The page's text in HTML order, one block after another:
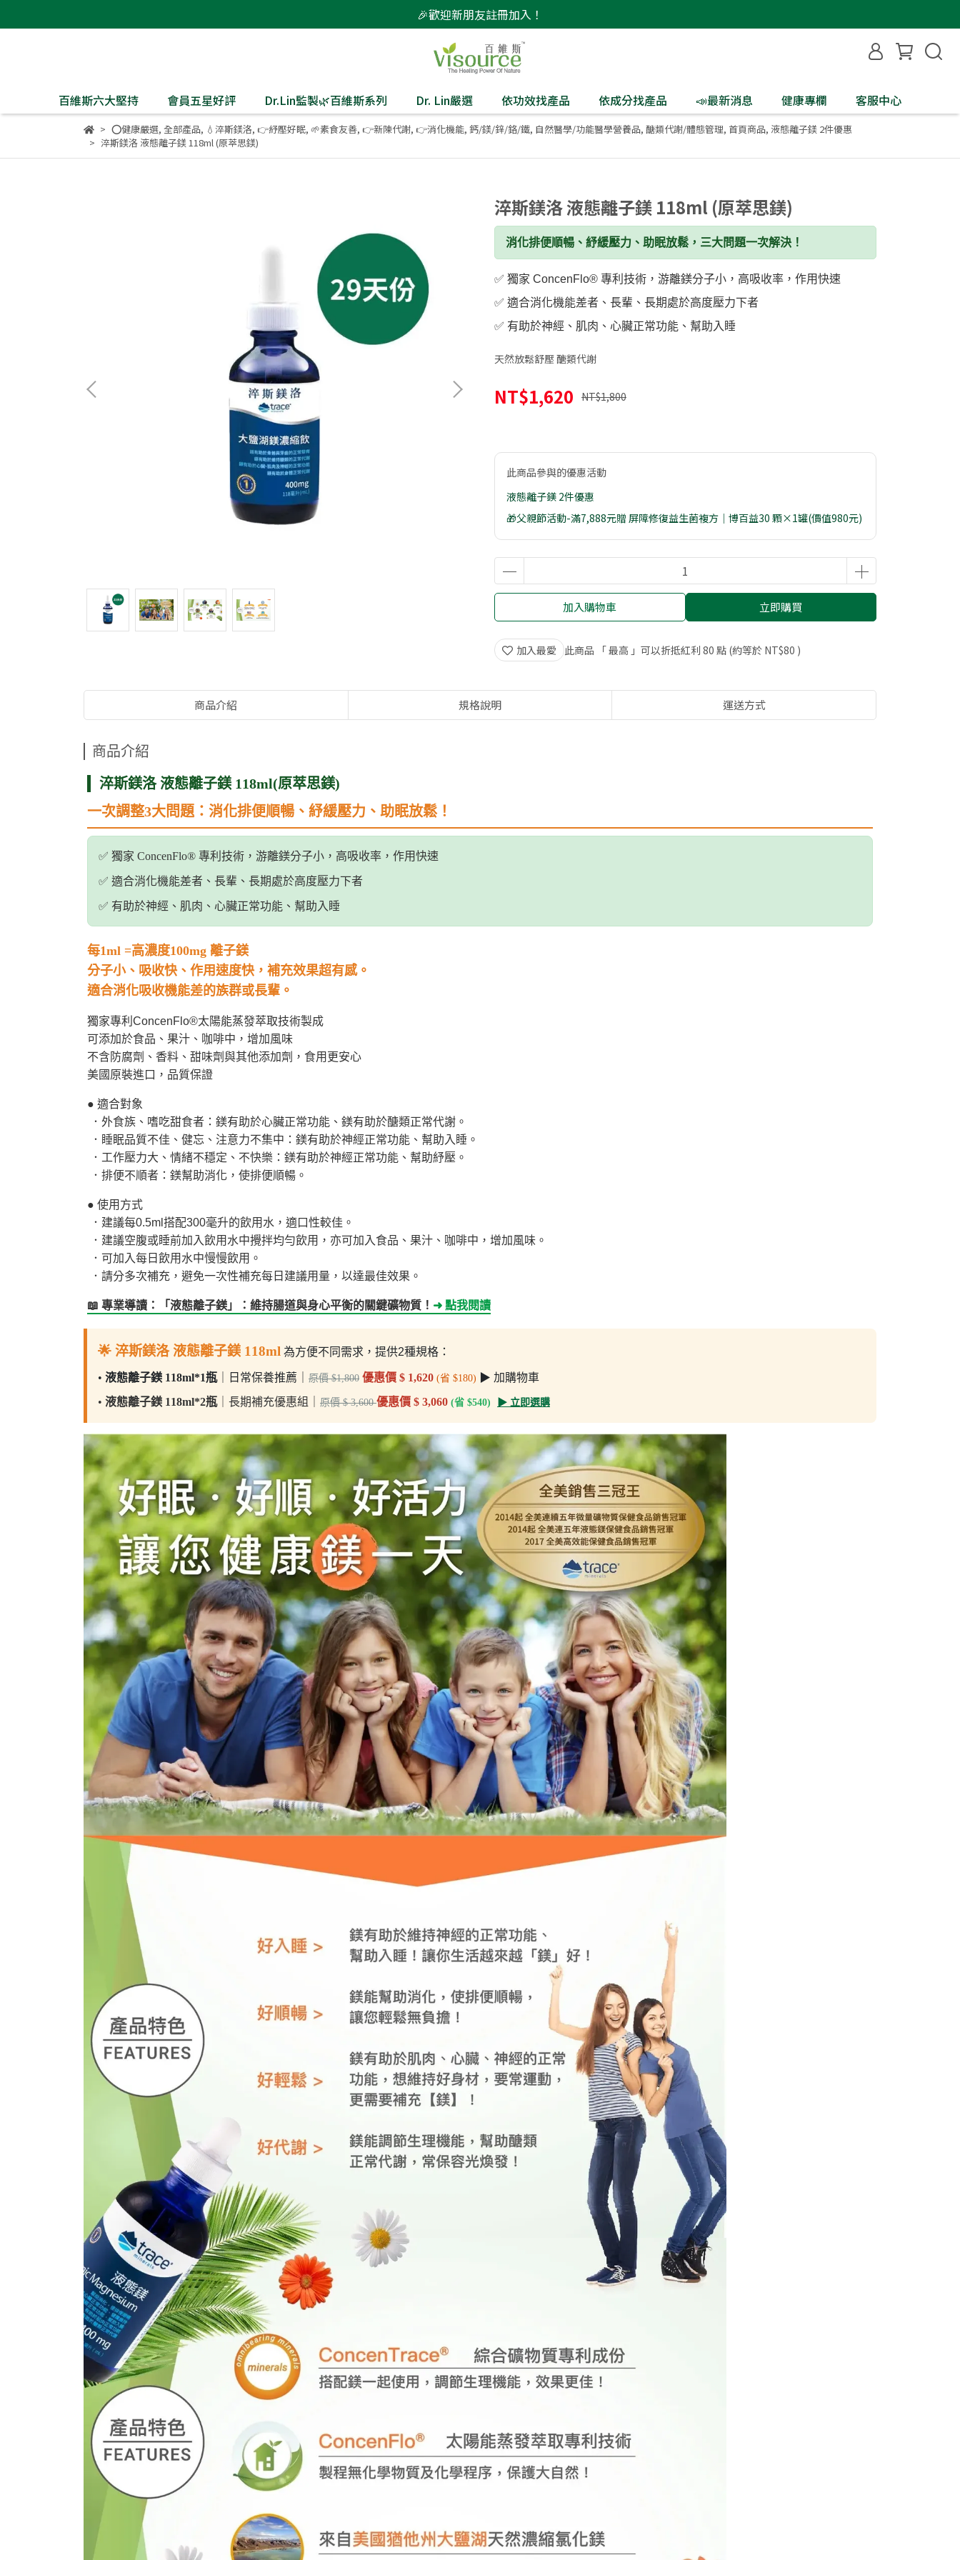
🎉歡迎新朋友註冊加入！
百維斯六大堅持 會員五星好評 Dr.Lin監製🌿百維斯系列 Dr. Lin嚴選 依功效找產品 依成分找產品 📣最新消息 健康專欄 客服中心
⭕健康嚴選, 全部產品, 💧淬斯鎂洛, 👉紓壓好眠, 🌱素食友善, 👉新陳代謝, 👉消化機能, 鈣/鎂/鋅/鉻/鐵, 自然醫學/功能醫學營養品, 醣類代謝/體態管理, 首頁商品, 液態離子鎂 2件優惠
淬斯鎂洛 液態離子鎂 118ml (原萃思鎂)
淬斯鎂洛 液態離子鎂 118ml (原萃思鎂)
消化排便順暢、紓緩壓力、助眠放鬆，三大問題一次解決！
✅️ 獨家 ConcenFlo® 專利技術，游離鎂分子小，高吸收率，作用快速
✅️ 適合消化機能差者、長輩、長期處於高度壓力下者
✅️ 有助於神經、肌肉、心臟正常功能、幫助入睡
天然放鬆舒壓 醣類代謝
NT$1,620 NT$1,800
此商品參與的優惠活動
液態離子鎂 2件優惠
🎁父親節活動-滿7,888元贈 屏障修復益生菌複方｜博百益30 顆×1罐(價值980元)
加入購物車 立即購買
加入最愛 此商品 「 最高 」可以折抵紅利 80 點 (約等於 NT$80 )
商品介紹 規格說明 運送方式
商品介紹
淬斯鎂洛 液態離子鎂 118ml(原萃思鎂)
一次調整3大問題：消化排便順暢、紓緩壓力、助眠放鬆！
✅ 獨家 ConcenFlo® 專利技術，游離鎂分子小，高吸收率，作用快速
✅ 適合消化機能差者、長輩、長期處於高度壓力下者
✅ 有助於神經、肌肉、心臟正常功能、幫助入睡
每1ml =高濃度100mg 離子鎂
分子小、吸收快、作用速度快，補充效果超有感。
適合消化吸收機能差的族群或長輩。
獨家專利ConcenFlo®太陽能蒸發萃取技術製成
可添加於食品、果汁、咖啡中，增加風味
不含防腐劑、香料、甜味劑與其他添加劑，食用更安心
美國原裝進口，品質保證
● 適合對象
．外食族、嗜吃甜食者：鎂有助於心臟正常功能、鎂有助於醣類正常代謝。
．睡眠品質不佳、健忘、注意力不集中：鎂有助於神經正常功能、幫助入睡。
．工作壓力大、情緒不穩定、不快樂：鎂有助於神經正常功能、幫助紓壓。
．排便不順者：鎂幫助消化，使排便順暢。
● 使用方式
．建議每0.5ml搭配300毫升的飲用水，適口性較佳。
．建議空腹或睡前加入飲用水中攪拌均勻飲用，亦可加入食品、果汁、咖啡中，增加風味。
．可加入每日飲用水中慢慢飲用。
．請分多次補充，避免一次性補充每日建議用量，以達最佳效果。
📖 專業導讀：「液態離子鎂」：維持腸道與身心平衡的關鍵礦物質！ ➜ 點我閱讀
🌟 淬斯鎂洛 液態離子鎂 118ml 為方便不同需求，提供2種規格：
• 液態離子鎂 118ml*1瓶｜日常保養推薦｜ 原價 $1,800 優惠價 $ 1,620 (省 $180) ▶ 加購物車
• 液態離子鎂 118ml*2瓶｜長期補充優惠組｜ 原價 $ 3,600優惠價 $ 3,060 (省 $540) ▶ 立即選購